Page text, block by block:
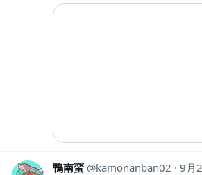
鴨南蛮 kamonanban02
9月